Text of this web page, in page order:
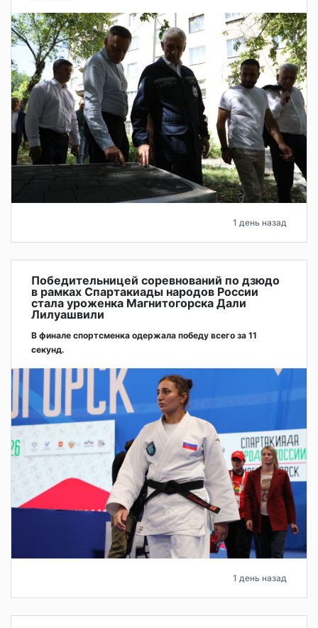
1 день назад
Победительницей соревнований по дзюдо
в рамках Спартакиады народов России
стала уроженка Магнитогорска Дали
Лилуашвили
В финале спортсменка одержала победу всего за 11
секунд.
1 день назад